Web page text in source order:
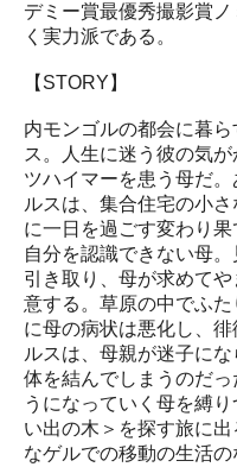
デミー賞最優秀撮影賞
く実力派である。
【STORY】
内モンゴルの都会に暮
ス。人生に迷う彼の気
ツハイマーを患う母だ
ルスは、集合住宅の小
に一日を過ごす変わり
自分を認識できない母
引き取り、母が求めて
意する。草原の中でふ
に母の病状は悪化し、
ルスは、母親が迷子に
体を結んでしまうのだ
うになっていく母を縛
い出の木＞を探す旅に
なゲルでの移動の生活